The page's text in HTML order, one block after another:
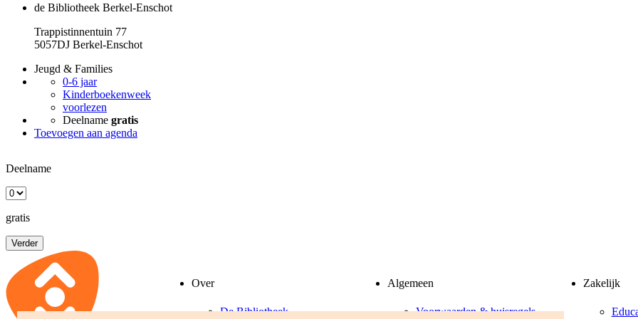
de Bibliotheek Berkel-Enschot
Trappistinnentuin 77
5057DJ Berkel-Enschot
Jeugd & Families
0-6 jaar
Kinderboekenweek
voorlezen
Deelname gratis
Toevoegen aan agenda
Deelname
gratis
Verder
Over
De Bibliotheek
Algemeen
Voorwaarden & huisregels
Zakelijk